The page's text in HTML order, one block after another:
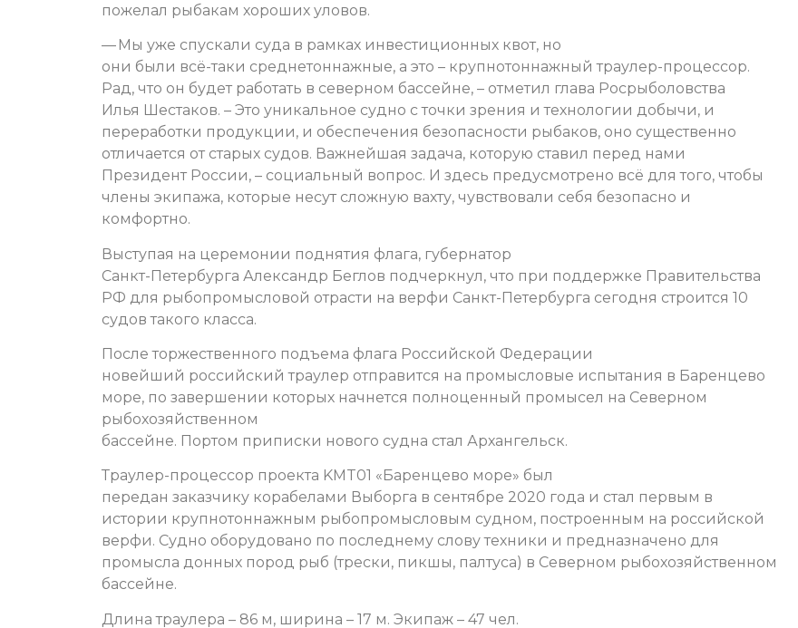
пожелал рыбакам хороших уловов.
— Мы уже спускали суда в рамках инвестиционных квот, но
они были всё-таки среднетоннажные, а это – крупнотоннажный траулер-процессор.
Рад, что он будет работать в северном бассейне, – отметил глава Росрыболовства
Илья Шестаков. – Это уникальное судно с точки зрения и технологии добычи, и
переработки продукции, и обеспечения безопасности рыбаков, оно существенно
отличается от старых судов. Важнейшая задача, которую ставил перед нами
Президент России, – социальный вопрос. И здесь предусмотрено всё для того, чтобы
члены экипажа, которые несут сложную вахту, чувствовали себя безопасно и
комфортно.
Выступая на церемонии поднятия флага, губернатор
Санкт-Петербурга Александр Беглов подчеркнул, что при поддержке Правительства
РФ для рыбопромысловой отрасти на верфи Санкт-Петербурга сегодня строится 10
судов такого класса.
После торжественного подъема флага Российской Федерации
новейший российский траулер отправится на промысловые испытания в Баренцево
море, по завершении которых начнется полноценный промысел на Северном
рыбохозяйственном
бассейне. Портом приписки нового судна стал Архангельск.
Траулер-процессор проекта KMT01 «Баренцево море» был
передан заказчику корабелами Выборга в сентябре 2020 года и стал первым в
истории крупнотоннажным рыбопромысловым судном, построенным на российской
верфи. Судно оборудовано по последнему слову техники и предназначено для
промысла донных пород рыб (трески, пикшы, палтуса) в Северном рыбохозяйственном
бассейне.
Длина траулера – 86 м, ширина – 17 м. Экипаж – 47 чел.